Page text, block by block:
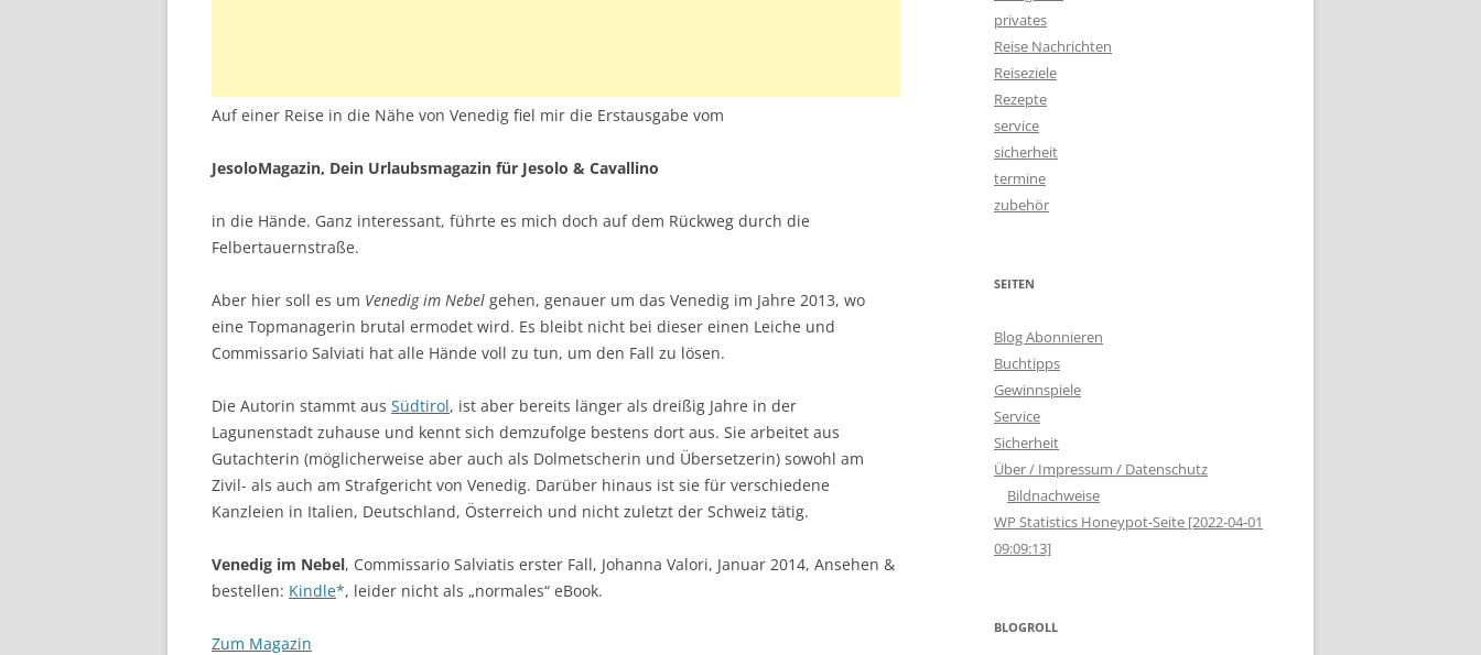
Auf einer Reise in die Nähe von Venedig fiel mir die Erstausgabe vom
JesoloMagazin, Dein Urlaubsmagazin für Jesolo & Cavallino
in die Hände. Ganz interessant, führte es mich doch auf dem Rückweg durch die
Felbertauernstraße.
Aber hier soll es um Venedig im Nebel gehen, genauer um das Venedig im Jahre 2013, wo
eine Topmanagerin brutal ermodet wird. Es bleibt nicht bei dieser einen Leiche und
Commissario Salviati hat alle Hände voll zu tun, um den Fall zu lösen.
Die Autorin stammt aus Südtirol, ist aber bereits länger als dreißig Jahre in der
Lagunenstadt zuhause und kennt sich demzufolge bestens dort aus. Sie arbeitet aus
Gutachterin (möglicherweise aber auch als Dolmetscherin und Übersetzerin) sowohl am
Zivil- als auch am Strafgericht von Venedig. Darüber hinaus ist sie für verschiedene
Kanzleien in Italien, Deutschland, Österreich und nicht zuletzt der Schweiz tätig.
Venedig im Nebel, Commissario Salviatis erster Fall, Johanna Valori, Januar 2014, Ansehen &
bestellen: Kindle , leider nicht als „normales“ eBook.
Zum Magazin
privates
Reise Nachrichten
Reiseziele
Rezepte
service
sicherheit
termine
zubehör
SEITEN
Blog Abonnieren
Buchtipps
Gewinnspiele
Service
Sicherheit
Über / Impressum / Datenschutz
Bildnachweise
WP Statistics Honeypot-Seite [2022-04-01
09:09:13]
BLOGROLL